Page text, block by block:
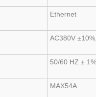
Ethernet
AC380V
50/60 HZ ± 1%
MAX54A